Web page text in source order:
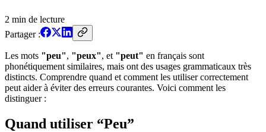
2 min de lecture
Partager :
Les mots "peu", "peux", et "peut" en français sont
phonétiquement similaires, mais ont des usages grammaticaux très
distincts. Comprendre quand et comment les utiliser correctement
peut aider à éviter des erreurs courantes. Voici comment les
distinguer :
Quand utiliser “Peu”